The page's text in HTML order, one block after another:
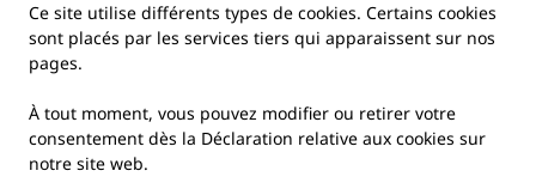
Ce site utilise différents types de cookies. Certains cookies
sont placés par les services tiers qui apparaissent sur nos
pages.
À tout moment, vous pouvez modifier ou retirer votre
consentement dès la Déclaration relative aux cookies sur
notre site web.